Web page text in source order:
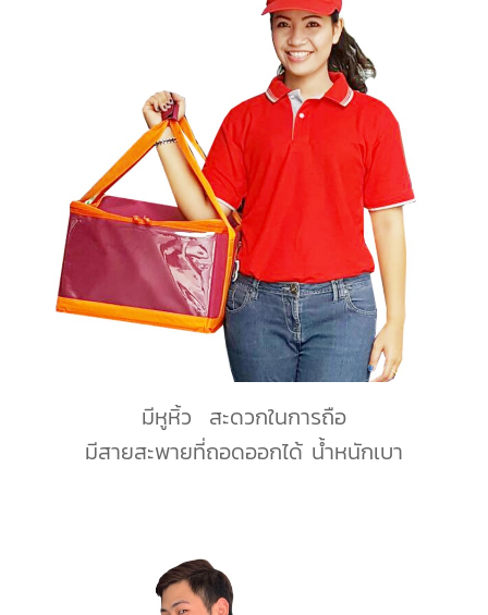
มีหูหิ้ว สะดวกในการถือ
มีสายสะพายที่ถอดออกได้ ​น้ำหนักเบา